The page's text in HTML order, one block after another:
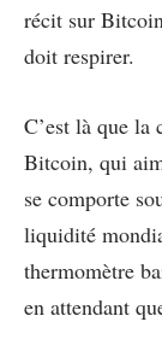
récit sur
doit respirer.
C’est là que la
Bitcoin, qui
se comporte
liquidité
thermomètre
en attendant